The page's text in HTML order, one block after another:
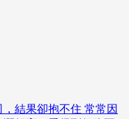
結果卻抱不住 常常因